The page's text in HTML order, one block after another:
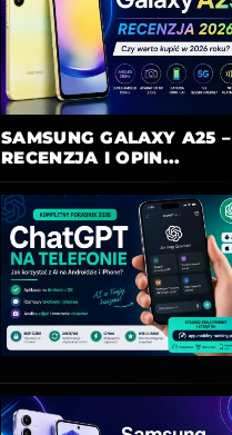
SAMSUNG GALAXY A25 –
RECENZJA I OPIN...